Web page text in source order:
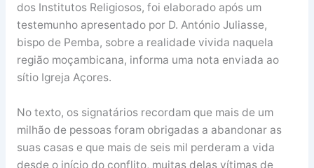
dos Institutos Religiosos, foi elaborado após um
testemunho apresentado por D. António Juliasse,
bispo de Pemba, sobre a realidade vivida naquela
região moçambicana, informa uma nota enviada ao
sítio Igreja Açores.
No texto, os signatários recordam que mais de um
milhão de pessoas foram obrigadas a abandonar as
suas casas e que mais de seis mil perderam a vida
desde o início do conflito, muitas delas vítimas de